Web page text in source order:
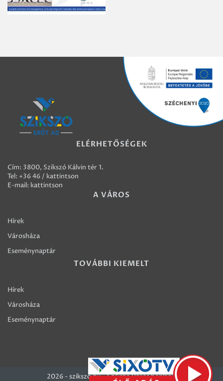
ELÉRHETŐSÉGEK
Cím: 3800, Szikszó Kálvin tér 1.
Tel: +36 46 / kattintson
E-mail: kattintson
A VÁROS
Hírek
Városháza
Eseménynaptár
TOVÁBBI KIEMELT
Hírek
Városháza
Eseménynaptár
2026 - szikszo.hu - Szikszó Város honlapja